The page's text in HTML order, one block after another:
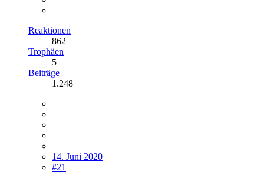
Reaktionen
862
Trophäen
5
Beiträge
1.248
14. Juni 2020
#21